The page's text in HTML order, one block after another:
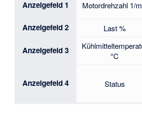
Anzeigefeld 1 Motordrehzahl 1/
Anzeigefeld 2 Last %
Anzeigefeld 3
°C
Anzeigefeld 4 Status